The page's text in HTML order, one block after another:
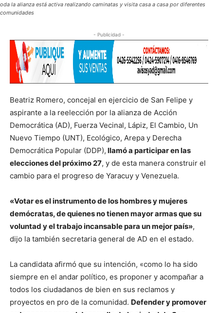
oda la alianza está activa realizando caminatas y visita casa a casa por diferentes
comunidades
- Publicidad -
Beatriz Romero, concejal en ejercicio de San Felipe y
aspirante a la reelección por la alianza de Acción
Democrática (AD), Fuerza Vecinal, Lápiz, El Cambio, Un
Nuevo Tiempo (UNT), Ecológico, Arepa y Derecha
Democrática Popular (DDP), llamó a participar en las
elecciones del próximo 27, y de esta manera construir el
cambio para el progreso de Yaracuy y Venezuela.
«Votar es el instrumento de los hombres y mujeres
demócratas, de quienes no tienen mayor armas que su
voluntad y el trabajo incansable para un mejor país»,
dijo la también secretaria general de AD en el estado.
La candidata afirmó que su intención, «como lo ha sido
siempre en el andar político, es proponer y acompañar a
todos los ciudadanos de bien en sus reclamos y
proyectos en pro de la comunidad. Defender y promover